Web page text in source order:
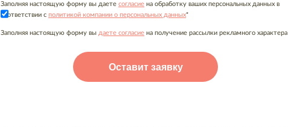
Заполняя настоящую форму вы даете согласие на обработку ваших персональных данных в
соответствии с политикой компании о персональных данных*
Заполняя настоящую форму вы даете согласие на получение рассылки рекламного характера